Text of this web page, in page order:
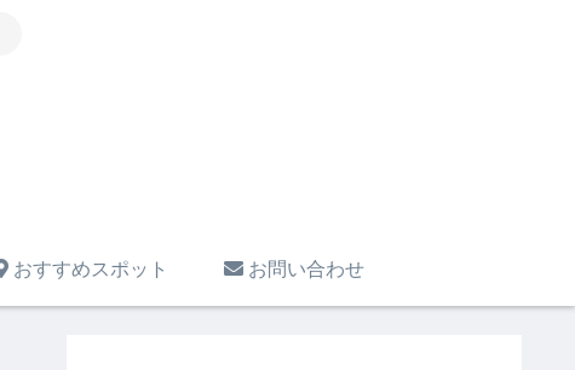
おすすめスポット お問い合わせ